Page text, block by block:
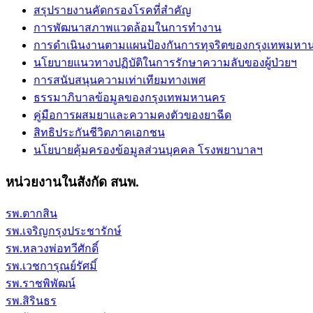
สรุปรายงานคัดกรองโรคที่สำคัญ
การพัฒนาสภาพแวดล้อมในการทำงาน
การดำเนินงานตามแผนป้องกันการทุจริตของกรุงเทพมหา
นโยบายแนวทางปฏิบัติในการรักษาความลับของผู้ป่วยฯ
การสนับสนุนความเท่าเทียมทางเพศ
ธรรมาภิบาลข้อมูลของกรุงเทพมหานคร
คู่มือการผสมยาและความคงตัวของยาฉีด
สิทธิประกันชีวิตภาคเอกชน
นโยบายคุ้มครองข้อมูลส่วนบุคคล โรงพยาบาลฯ
หน่วยงานในสังกัด สนพ.
รพ.ตากสิน
รพ.เจริญกรุงประชารักษ์
รพ.หลวงพ่อทวีศักดิ์
รพ.เวชการุณย์รัศมิ์
รพ.ราชพิพัฒน์
รพ.สิรินธร